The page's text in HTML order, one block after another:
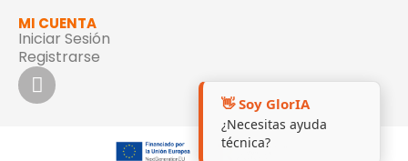
MI CUENTA
Iniciar Sesión
Registrarse
👋 Soy GlorIA
¿Necesitas ayuda
técnica?